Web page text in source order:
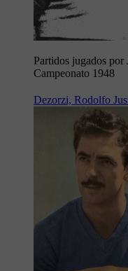
Partidos jugados por
Campeonato 1948
Dezorzi, Rodolfo